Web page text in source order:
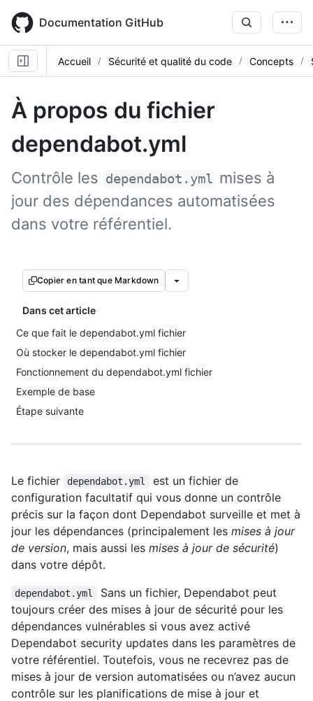
main
content
Documentation GitHub
Accueil Sécurité et qualité du code Concepts
À propos du fichier
dependabot.yml
Contrôle les dependabot.yml mises à
jour des dépendances automatisées
dans votre référentiel.
Copier en tant que Markdown
Dans cet article
Ce que fait le dependabot.yml fichier
Où stocker le dependabot.yml fichier
Fonctionnement du dependabot.yml fichier
Exemple de base
Étape suivante
Le fichier dependabot.yml
est un fichier de
configuration facultatif qui vous donne un contrôle
précis sur la façon dont Dependabot surveille et met à
jour les dépendances (principalement les mises à jour
de version, mais aussi les mises à jour de sécurité)
dans votre dépôt.
dependabot.yml
Sans un fichier, Dependabot peut
toujours créer des mises à jour de sécurité pour les
dépendances vulnérables si vous avez activé
Dependabot security updates dans les paramètres de
votre référentiel. Toutefois, vous ne recevrez pas de
mises à jour de version automatisées ou n’avez aucun
contrôle sur les planifications de mise à jour et